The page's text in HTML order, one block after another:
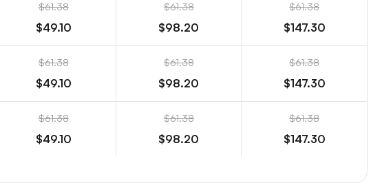
$61.38
$49.10
$61.38
$98.20
$61.38
$147.30
$61.38
$49.10
$61.38
$98.20
$61.38
$147.30
$61.38
$49.10
$61.38
$98.20
$61.38
$147.30